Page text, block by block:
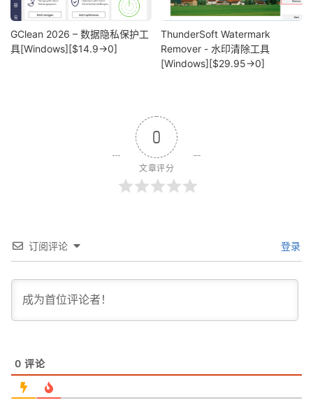
GClean 2026 – 数据隐私保护工
具[Windows][$14.9→0]
ThunderSoft Watermark
Remover - 水印清除工具
[Windows][$29.95→0]
0
文章评分
订阅评论 登录
0 评论